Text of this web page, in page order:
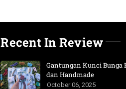
Recent In Review
Gantungan Kunci Bunga
dan Handmade
October 06, 2025